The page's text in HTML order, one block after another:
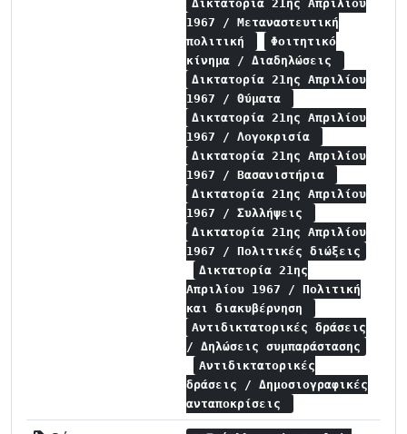
Δικτατορία 21ης Απριλίου
1967 / Μεταναστευτική
πολιτική
Φοιτητικό
κίνημα / Διαδηλώσεις
Δικτατορία 21ης Απριλίου
1967 / Θύματα
Δικτατορία 21ης Απριλίου
1967 / Λογοκρισία
Δικτατορία 21ης Απριλίου
1967 / Βασανιστήρια
Δικτατορία 21ης Απριλίου
1967 / Συλλήψεις
Δικτατορία 21ης Απριλίου
1967 / Πολιτικές διώξεις
Δικτατορία 21ης
Απριλίου 1967 / Πολιτική
και διακυβέρνηση
Αντιδικτατορικές δράσεις
/ Δηλώσεις συμπαράστασης
Αντιδικτατορικές
δράσεις / Δημοσιογραφικές
ανταποκρίσεις